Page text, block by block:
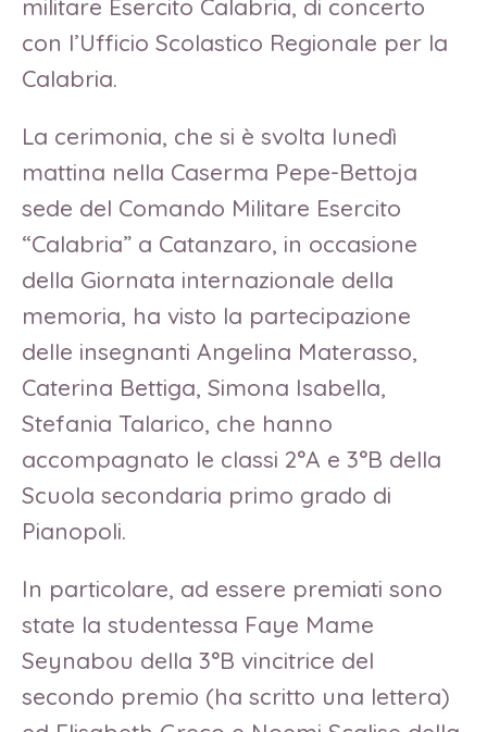
militare Esercito Calabria, di concerto
con l’Ufficio Scolastico Regionale per la
Calabria.
La cerimonia, che si è svolta lunedì
mattina nella Caserma Pepe-Bettoja
sede del Comando Militare Esercito
“Calabria” a Catanzaro, in occasione
della Giornata internazionale della
memoria, ha visto la partecipazione
delle insegnanti Angelina Materasso,
Caterina Bettiga, Simona Isabella,
Stefania Talarico, che hanno
accompagnato le classi 2°A e 3°B della
Scuola secondaria primo grado di
Pianopoli.
In particolare, ad essere premiati sono
state la studentessa Faye Mame
Seynabou della 3°B vincitrice del
secondo premio (ha scritto una lettera)